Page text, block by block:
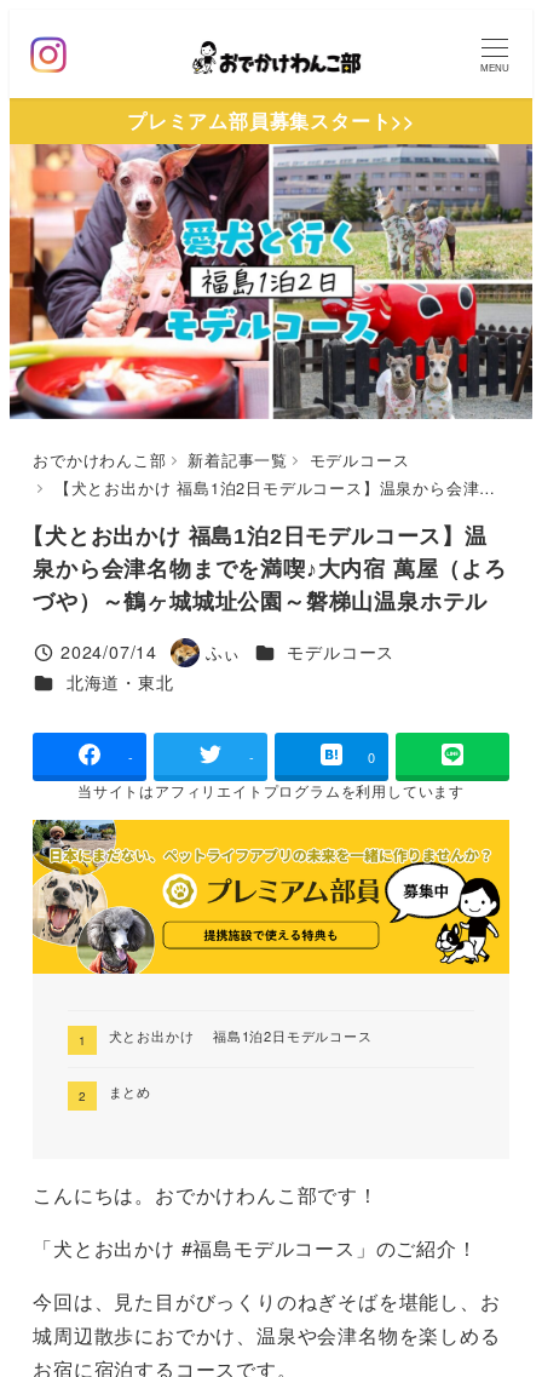
ン
ン
テ
ン
へ
移
動
MENU
プレミアム部員募集スタート>>
おでかけわんこ部 新着記事一覧
モデルコース
【犬とお出かけ 福島1泊2日モデルコース】温泉から会津名物までを満喫♪大内宿 萬屋（よろづや）～鶴ヶ城城址公園～磐梯山温泉ホテル
【犬とお出かけ 福島1泊2日モデルコース】温
泉から会津名物までを満喫♪大内宿 萬屋（よろ
づや）～鶴ヶ城城址公園～磐梯山温泉ホテル
投稿日
2024/07/14
著
者
ふぃ カテゴリー
モデルコース
カテゴリー
北海道・東北
- - 0
当サイトはアフィリエイトプログラムを利用しています
犬とお出かけ 福島1泊2日モデルコース
まとめ
こんにちは。おでかけわんこ部です！
「犬とお出かけ #福島モデルコース」のご紹介！
今回は、見た目がびっくりのねぎそばを堪能し、お
城周辺散歩におでかけ、温泉や会津名物を楽しめる
お宿に宿泊するコースです。